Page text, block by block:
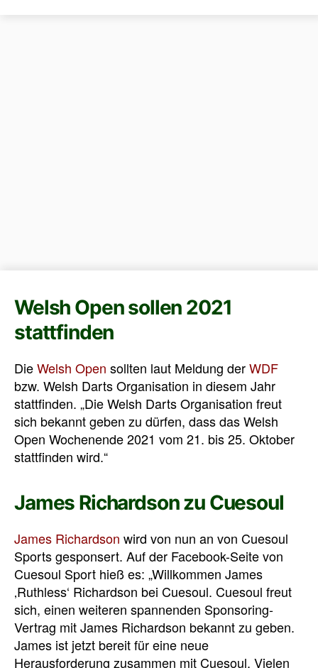
Welsh Open sollen 2021
stattfinden
DieWelsh Open sollten laut Meldung derWDF
bzw. Welsh Darts Organisation in diesem Jahr
stattfinden. „Die Welsh Darts Organisation freut
sich bekannt geben zu dürfen, dass das Welsh
Open Wochenende 2021 vom 21. bis 25. Oktober
stattfinden wird.“
James Richardson zu Cuesoul
James Richardson wird von nun an von Cuesoul
Sports gesponsert. Auf der Facebook-Seite von
Cuesoul Sport hieß es: „Willkommen James
‚Ruthless‘ Richardson bei Cuesoul. Cuesoul freut
sich, einen weiteren spannenden Sponsoring-
Vertrag mit James Richardson bekannt zu geben.
James ist jetzt bereit für eine neue
Herausforderung zusammen mitCuesoul. Vielen